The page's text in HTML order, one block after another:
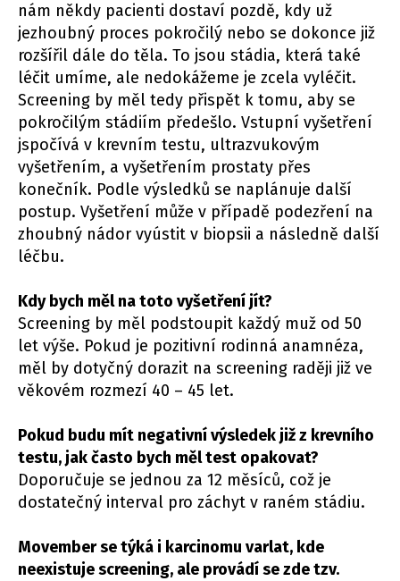
nám někdy pacienti dostaví pozdě, kdy už
jezhoubný proces pokročilý nebo se dokonce již
rozšířil dále do těla. To jsou stádia, která také
léčit umíme, ale nedokážeme je zcela vyléčit.
Screening by měl tedy přispět k tomu, aby se
pokročilým stádiím předešlo. Vstupní vyšetření
jspočívá v krevním testu, ultrazvukovým
vyšetřením, a vyšetřením prostaty přes
konečník. Podle výsledků se naplánuje další
postup. Vyšetření může v případě podezření na
zhoubný nádor vyústit v biopsii a následně další
léčbu.
Kdy bych měl na toto vyšetření jít?
Screening by měl podstoupit každý muž od 50
let výše. Pokud je pozitivní rodinná anamnéza,
měl by dotyčný dorazit na screening raději již ve
věkovém rozmezí 40 – 45 let.
Pokud budu mít negativní výsledek již z krevního
testu, jak často bych měl test opakovat?
Doporučuje se jednou za 12 měsíců, což je
dostatečný interval pro záchyt v raném stádiu.
Movember se týká i karcinomu varlat, kde
neexistuje screening, ale provádí se zde tzv.